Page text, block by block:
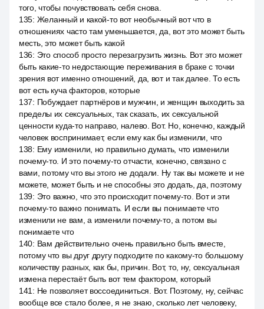
того, чтобы почувствовать себя снова.
135: Желанный и какой-то вот необычный вот что в
отношениях часто там уменьшается, да, вот это может быть
месть, это может быть какой
136: Это способ просто перезагрузить жизнь. Вот это может
быть какие-то недостающие переживания в браке с точки
зрения вот именно отношений, да, вот и так далее. То есть
вот есть куча факторов, которые
137: Побуждает партнёров и мужчин, и женщин выходить за
пределы их сексуальных, так сказать, их сексуальной
ценности куда-то направо, налево. Вот. Но, конечно, каждый
человек воспринимает, если ему как бы изменили, что
138: Ему изменили, но правильно думать, что изменили
почему-то. И это почему-то отчасти, конечно, связано с
вами, потому что вы этого не додали. Ну так вы можете и не
можете, может быть и не способны это додать, да, поэтому
139: Это важно, что это происходит почему-то. Вот и эти
почему-то важно понимать. И если вы понимаете что
изменили не вам, а изменили почему-то, а потом вы
понимаете что
140: Вам действительно очень правильно быть вместе,
потому что вы друг другу подходите по какому-то большому
количеству разных, как бы, причин. Вот, то, ну, сексуальная
измена перестаёт быть вот тем фактором, который
141 : Не позволяет воссоединиться. Вот. Поэтому, ну, сейчас
вообще все стало более, я не знаю, сколько лет человеку,